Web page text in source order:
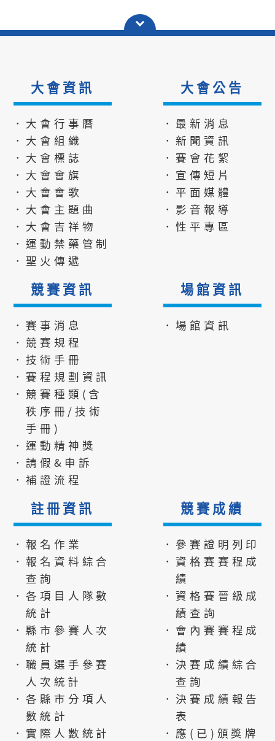
大會資訊
．大會行事曆
．大會組織
．大會標誌
．大會會旗
．大會會歌
．大會主題曲
．大會吉祥物
．運動禁藥管制
．聖火傳遞
大會公告
．最新消息
．新聞資訊
．賽會花絮
．宣傳短片
．平面媒體
．影音報導
．性平專區
競賽資訊
．賽事消息
．競賽規程
．技術手冊
．賽程規劃資訊
．競賽種類(含
秩序冊/技術
手冊)
．運動精神獎
．請假&申訴
．補證流程
場館資訊
．場館資訊
註冊資訊
．報名作業
．報名資料綜合
查詢
．各項目人隊數
統計
．縣市參賽人次
統計
．職員選手參賽
人次統計
．各縣市分項人
數統計
．實際人數統計
競賽成績
．參賽證明列印
．資格賽賽程成
績
．資格賽晉級成
績查詢
．會內賽賽程成
績
．決賽成績綜合
查詢
．決賽成績報告
表
．應(已)頒獎牌